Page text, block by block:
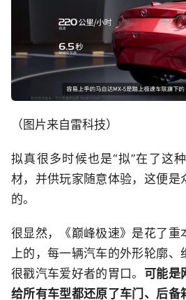
（图片来自雷科技）
拟真很多时候也是“拟”在了这
材，并供玩家随意体验，这便是
的。
很显然，《巅峰极速》是花了重
上的，每一辆汽车的外形轮廓、
很戳汽车爱好者的胃口。 可能是
给所有车型都还原了车门、后备